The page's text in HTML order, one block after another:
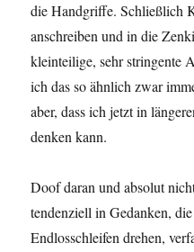
die Handgriffe. Schließlich
anschreiben und in die
kleinteilige, sehr stringente
ich das so ähnlich zwar
aber, dass ich jetzt in
denken kann.
Doof daran und absolut
tendenziell in Gedanken,
Endlosschleifen drehen,